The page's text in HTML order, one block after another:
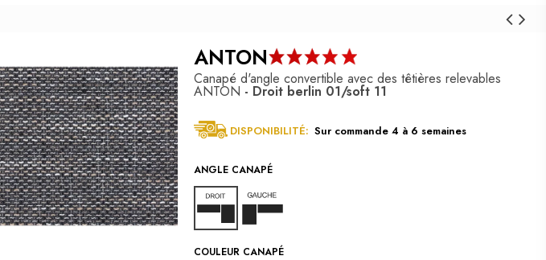
ANTON
Canapé d'angle convertible avec des têtières relevables
ANTON - Droit berlin 01/soft 11
DISPONIBILITÉ: Sur commande 4 à 6 semaines
ANGLE CANAPÉ
Droit Gauche
COULEUR CANAPÉ